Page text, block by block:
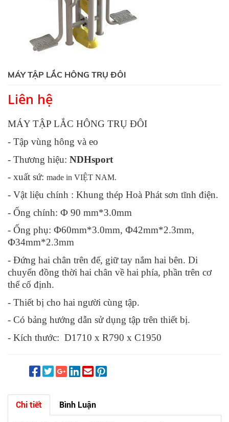
MÁY TẬP LẮC HÔNG TRỤ ĐÔI
Liên hệ
MÁY TẬP LẮC HÔNG TRỤ ĐÔI
- Tập vùng hông và eo
- Thương hiệu: NDHsport
- xuất sứ: made in VIỆT NAM.
- Vật liệu chính : Khung thép Hoà Phát sơn tĩnh điện.
- Ống chính: Ф 90 mm*3.0mm
- Ống phụ: Ф60mm*3.0mm, Ф42mm*2.3mm,
Ф34mm*2.3mm
- Đứng hai chân trên đế, giữ tay nắm hai bên. Di
chuyển đồng thời hai chân về hai phía, phần trên cơ
thể cố định.
- Thiết bị cho hai người cùng tập.
- Có bảng hướng dẫn sử dụng tập trên thiết bị.
- Kích thước: D1710 x R790 x C1950
Chi tiết Bình Luận